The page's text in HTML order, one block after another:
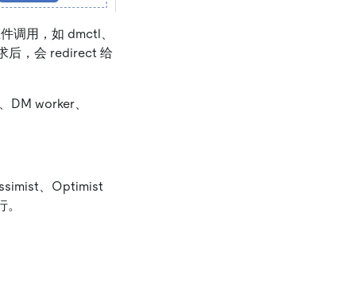
调用，如 dmctl、
后，会 redirect 给
DM worker、
、Optimist